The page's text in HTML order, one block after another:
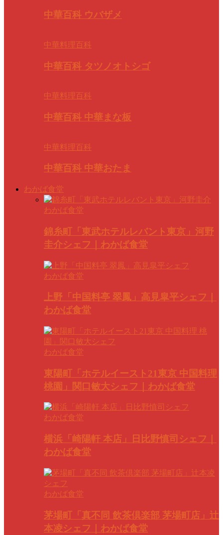
中華百科 ウバザメ
中華料理百科
中華百科 タツノオトシゴ
中華料理百科
中華百科 中華まな板
中華料理百科
中華百科 中華おたま
わかば食堂
わかば食堂
錦糸町「東武ホテルレバント東京」河野
圭介シェフ｜わかば食堂
わかば食堂
上野「中国料亭 翠鳳」高見皐平シェフ｜
わかば食堂
わかば食堂
東陽町「ホテルイースト21東京 中国料理
桃園」関口敏大シェフ｜わかば食堂
わかば食堂
横浜「崎陽軒 本店」日比野慎司シェフ｜
わかば食堂
わかば食堂
茅場町「真不同 飲茶倶楽部 茅場町店」辻
本凌シェフ｜わかば食堂